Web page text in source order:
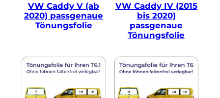
e
VW Caddy V (ab
2020) passgenaue
Tönungsfolie
VW Caddy IV (2015
bis 2020)
passgenaue
Tönungsfolie